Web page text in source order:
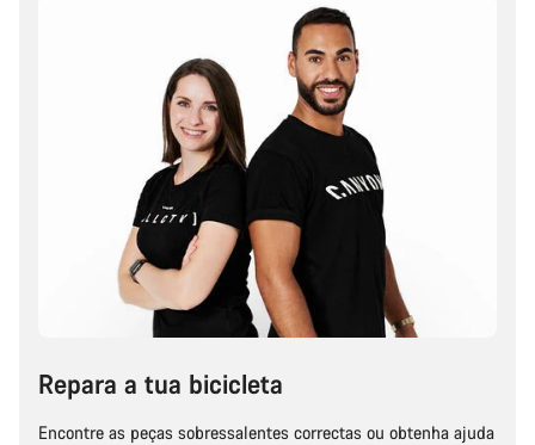
Repara a tua bicicleta
Encontre as peças sobressalentes correctas ou obtenha ajuda